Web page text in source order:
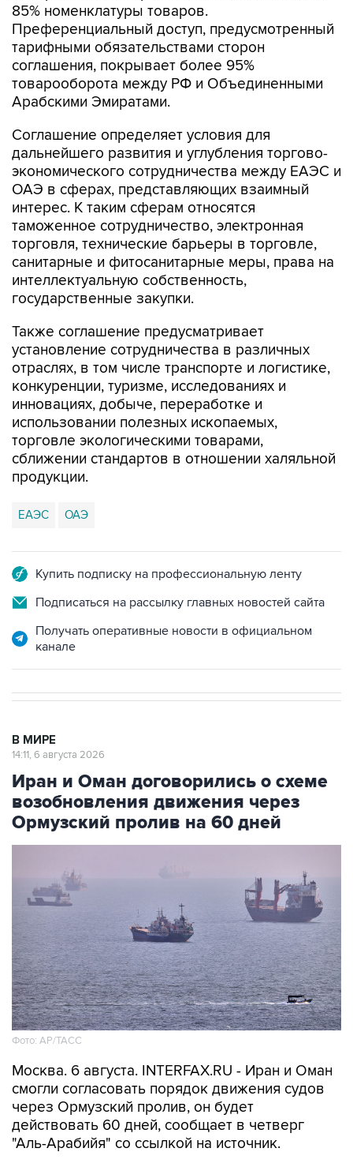
85% номенклатуры товаров.
Преференциальный доступ, предусмотренный
тарифными обязательствами сторон
соглашения, покрывает более 95%
товарооборота между РФ и Объединенными
Арабскими Эмиратами.
Соглашение определяет условия для
дальнейшего развития и углубления торгово-
экономического сотрудничества между ЕАЭС и
ОАЭ в сферах, представляющих взаимный
интерес. К таким сферам относятся
таможенное сотрудничество, электронная
торговля, технические барьеры в торговле,
санитарные и фитосанитарные меры, права на
интеллектуальную собственность,
государственные закупки.
Также соглашение предусматривает
установление сотрудничества в различных
отраслях, в том числе транспорте и логистике,
конкуренции, туризме, исследованиях и
инновациях, добыче, переработке и
использовании полезных ископаемых,
торговле экологическими товарами,
сближении стандартов в отношении халяльной
продукции.
ЕАЭС ОАЭ
Купить подписку на профессиональную ленту
Подписаться на рассылку главных новостей сайта
Получать оперативные новости в официальном
канале
В МИРЕ
14:11, 6 августа 2026
Иран и Оман договорились о схеме
возобновления движения через
Ормузский пролив на 60 дней
Фото: AP/ТАСС
Москва. 6 августа. INTERFAX.RU - Иран и Оман
смогли согласовать порядок движения судов
через Ормузский пролив, он будет
действовать 60 дней, сообщает в четверг
"Аль-Арабийя" со ссылкой на источник.